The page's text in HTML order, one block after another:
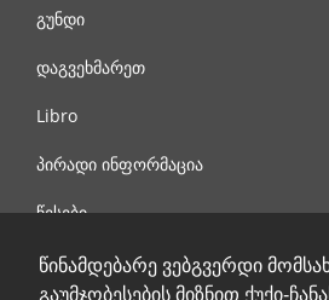
წინამდებარე ვებგვერდი
გაუმჯობესების მიზნით ქუქი-
გუნდი
დაგვეხმარეთ
Libro
პირადი ინფორმაცია
წესები
დაგვიკავშირდით